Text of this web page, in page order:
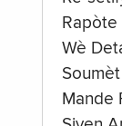
Rapòte
Wè
Mande